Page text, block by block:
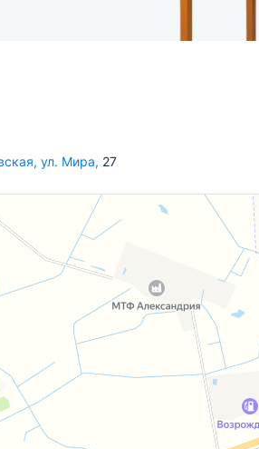
, ул. Мира, 27